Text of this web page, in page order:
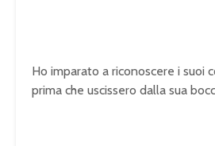
Ho imparato a riconoscere i suoi
prima che uscissero dalla sua